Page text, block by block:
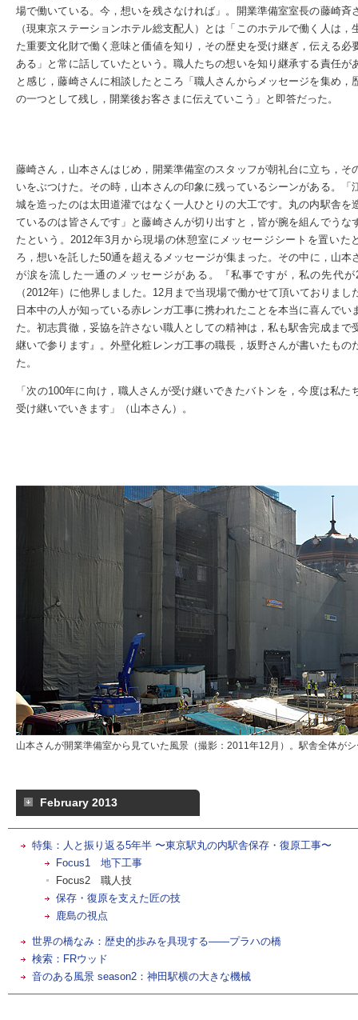
場で働いている。今，想いを残さなければ」。開業準備室室長の藤崎斉
（現東京ステーションホテル総支配人）とは「このホテルで働く人は，
た重要文化財で働く意味と価値を知り，その歴史を受け継ぎ，伝える必
ある」と常に話していたという。職人たちの想いを知り継承する責任が
と感じ，藤崎さんに相談したところ「職人さんからメッセージを集め，
の一つとして残し，開業後お客さまに伝えていこう」と即答だった。
藤崎さん，山本さんはじめ，開業準備室のスタッフが朝礼台に立ち，そ
いをぶつけた。その時，山本さんの印象に残っているシーンがある。「
城を造ったのは太田道灌ではなく一人ひとりの大工です。丸の内駅舎を
ているのは皆さんです」と藤崎さんが切り出すと，皆が腕を組んでうな
たという。2012年3月から現場の休憩室にメッセージシートを置いた
ろ，想いを託した50通を超えるメッセージが集まった。その中に，山本
が涙を流した一通のメッセージがある。『私事ですが，私の先代が
（2012年）に他界しました。12月まで当現場で働かせて頂いておりまし
日本中の人が知っている赤レンガ工事に携われたことを本当に喜んでい
た。初志貫徹，妥協を許さない職人としての精神は，私も駅舎完成まで
継いで参ります』。外壁化粧レンガ工事の職長，坂野さんが書いたもの
た。
「次の100年に向け，職人さんが受け継いできたバトンを，今度は私た
受け継いでいきます」（山本さん）。
山本さんが開業準備室から見ていた風景（撮影：2011年12月）。駅舎全体が
February 2013
特集：人と振り返る5年半 〜東京駅丸の内駅舎保存・復原工事〜
Focus1 地下工事
Focus2 職人技
保存・復原を支えた匠の技
鹿島の視点
世界の橋なみ：歴史的歩みを具現する――プラハの橋
検索：FRウッド
音のある風景 season2：神田駅横の大きな機械